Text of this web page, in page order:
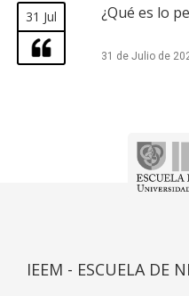
31 Jul ¿Qué es lo
31 de Julio de
IEEM - ESCUELA DE